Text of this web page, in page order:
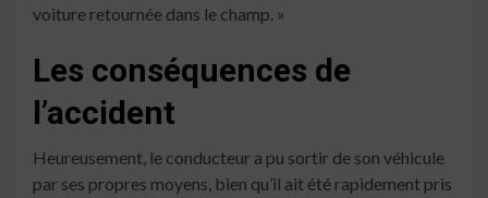
voiture retournée dans le champ. »
Les conséquences de
l’accident
Heureusement, le conducteur a pu sortir de son véhicule
par ses propres moyens, bien qu’il ait été rapidement pris